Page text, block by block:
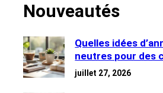
Nouveautés
Quelles idées
neutres pour des
juillet 27, 2026